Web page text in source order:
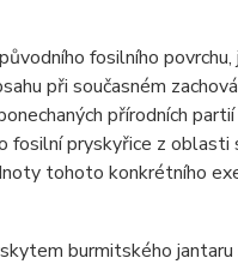
fosilního
při současném
přírodních
pryskyřice z oblasti
tohoto konkrétního
burmitského